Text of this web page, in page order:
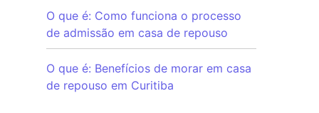
O que é: Como funciona o processo
de admissão em casa de repouso
O que é: Benefícios de morar em casa
de repouso em Curitiba